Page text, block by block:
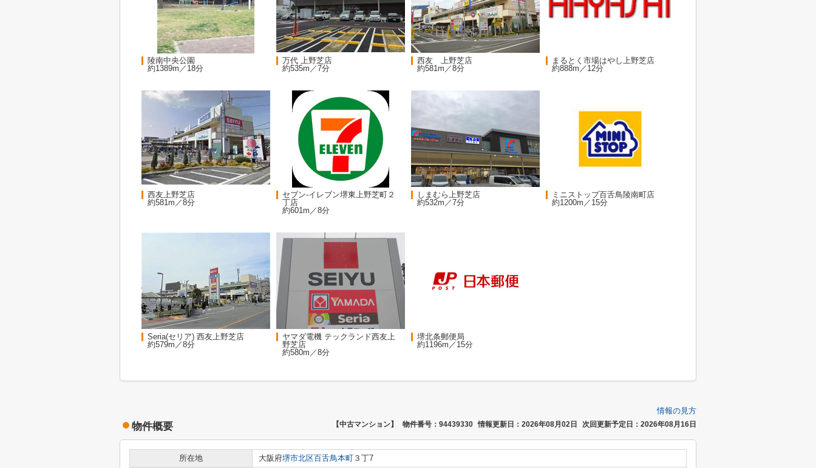
陵南中央公園
約1389m／18分
万代 上野芝店
約535m／7分
西友 上野芝店
約581m／8分
まるとく市場はやし上野芝店
約888m／12分
西友上野芝店
約581m／8分
セブン-イレブン堺東上野芝町２
丁店
約601m／8分
しまむら上野芝店
約532m／7分
ミニストップ百舌鳥陵南町店
約1200m／15分
Seria(セリア) 西友上野芝店
約579m／8分
ヤマダ電機 テックランド西友上
野芝店
約580m／8分
堺北条郵便局
約1196m／15分
情報の見方
物件概要 【中古マンション】 物件番号：94439330 情報更新日：2026年08月02日 次回更新予定日：2026年08月16日
所在地 大阪府堺市北区百舌鳥本町 ３丁7